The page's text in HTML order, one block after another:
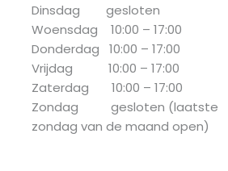
Dinsdag gesloten
Woensdag 10:00 – 17:00
Donderdag 10:00 – 17:00
Vrijdag 10:00 – 17:00
Zaterdag 10:00 – 17:00
Zondag gesloten (laatste
zondag van de maand open)